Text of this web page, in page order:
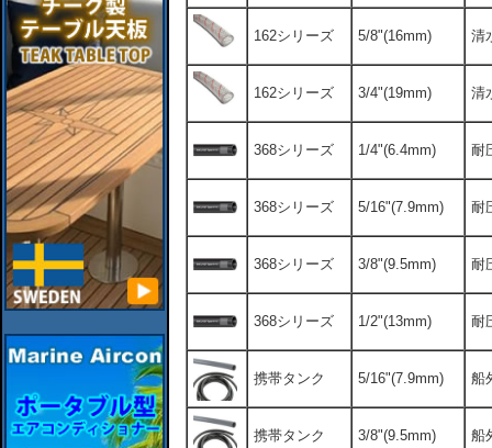
162シリーズ 5/8"(16mm) 清
162シリーズ 3/4"(19mm) 清
368シリーズ 1/4"(6.4mm) 耐
368シリーズ 5/16"(7.9mm) 耐
368シリーズ 3/8"(9.5mm) 耐
368シリーズ 1/2"(13mm) 耐
携帯タンク 5/16"(7.9mm) 船
携帯タンク 3/8"(9.5mm) 船